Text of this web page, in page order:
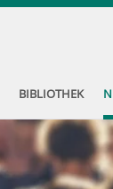
BIBLIOTHEK